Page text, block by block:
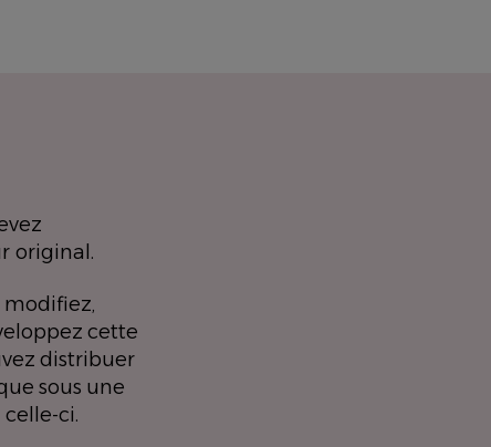
original.
modifiez,
cette
distribuer
sous une
ci.